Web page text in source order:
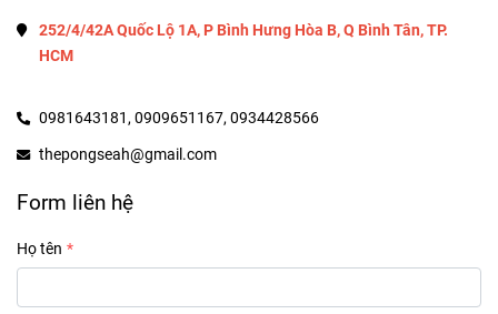
252/4/42A Quốc Lộ 1A, P Bình Hưng Hòa B, Q Bình Tân, TP.
HCM
0981643181,0909651167,0934428566
thepongseah@gmail.com
Form liên hệ
Họ tên